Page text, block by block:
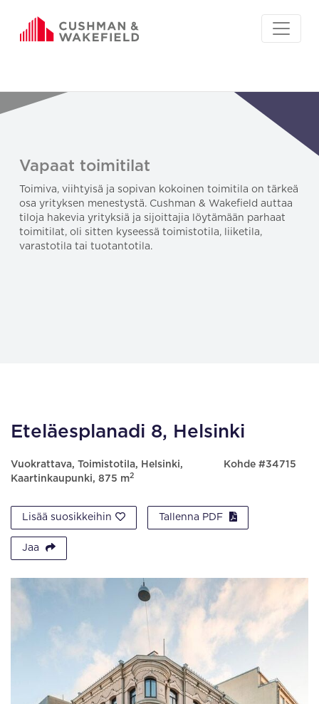
Vapaat toimitilat
Toimiva, viihtyisä ja sopivan kokoinen toimitila on tärkeä
osa yrityksen menestystä. Cushman & Wakefield auttaa
tiloja hakevia yrityksiä ja sijoittajia löytämään parhaat
toimitilat, oli sitten kyseessä toimistotila, liiketila,
varastotila tai tuotantotila.
Eteläesplanadi 8, Helsinki
Vuokrattava, Toimistotila, Helsinki,
Kaartinkaupunki, 875 m2
Kohde #34715
Lisää suosikkeihin Tallenna PDF
Jaa